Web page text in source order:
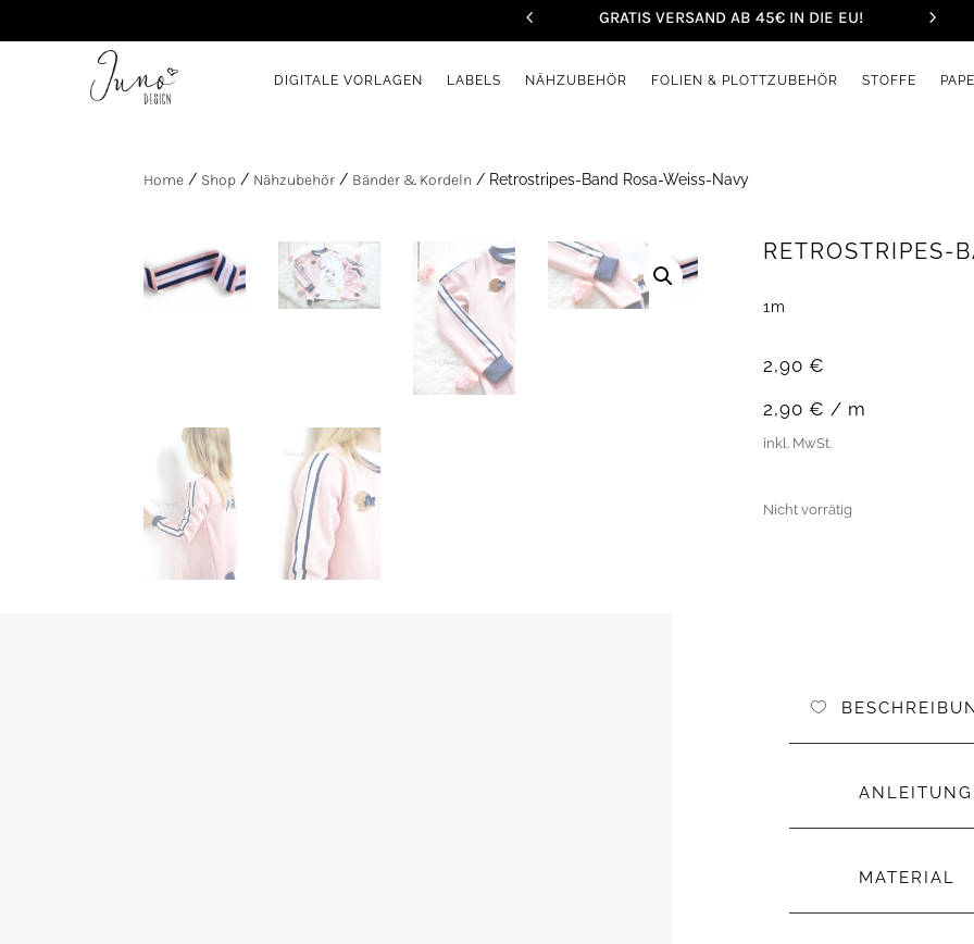
GRATIS VERSAND AB 45€ IN DIE EU!
DIGITALE VORLAGEN LABELS NÄHZUBEHÖR FOLIEN & PLOTTZUBEHÖR STOFFE
Home / Shop / Nähzubehör / Bänder & Kordeln / Retrostripes-Band Rosa-Weiss-Navy
RETROSTRIPES-
1m
2,90 €
2,90 € / m
inkl. MwSt.
Nicht vorrätig
ANLEITUNG
MATERIAL